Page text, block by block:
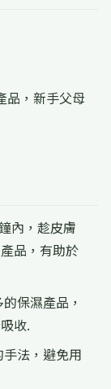
品，新手父母
內，趁皮膚
品，有助於
保濕產品，
收.
手法，避免用